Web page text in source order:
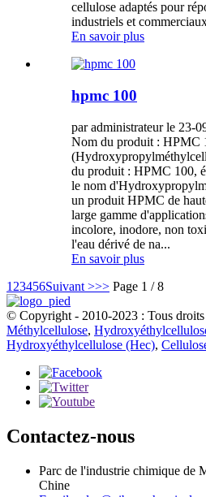
cellulose adaptés pour
industriels et
En savoir plus
hpmc 100
par administrateur le 23-
Nom du produit : HPMC
du produit : HPMC 100,
le nom
un produit HPMC de
large gamme
incolore, inodore, non
l'eau dérivé de na...
En savoir plus
1 23456Suivant >>> Page 1 / 8
© Copyright - 2010-2023 : Tous droits
Méthylcellulose,
Hydroxyéthylcellulose (Hec),
Contactez-nous
Parc de l'industrie chimique de
Chine